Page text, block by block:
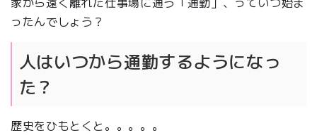
ったんでしょう？
人はいつから通勤するようになっ
た？
歴史をひもとくと。。。。。